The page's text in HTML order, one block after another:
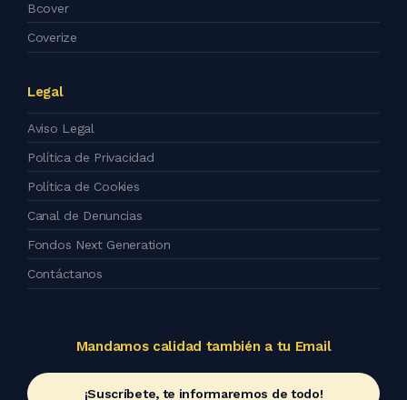
Bcover
Coverize
Legal
Aviso Legal
Política de Privacidad
Política de Cookies
Canal de Denuncias
Fondos Next Generation
Contáctanos
Mandamos calidad también a tu Email
¡Suscríbete, te informaremos de todo!